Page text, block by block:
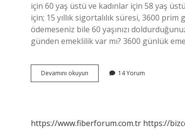
için 60 yaş üstü ve kadınlar için 58 yaş
için; 15 yıllık sigortalılık süresi, 3600
ödemeseniz bile 60 yaşınızı
günden emeklilik var mı? 3600 günlük
Devamını okuyun
Sigorta
Emekli
14 Yorum
https://www.fiberforum.com.tr https://